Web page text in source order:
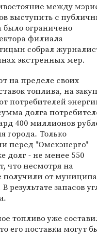
между
выступить с
было ограничено
филиала
собрал
экстренных мер.
на пределе своих
топлива, на
потребителей
долга
400 миллионов
Только
перед "Омскэнерго"
долг - не менее 550
что несмотря на
получили от
запасов
топливо уже
его поставки могут